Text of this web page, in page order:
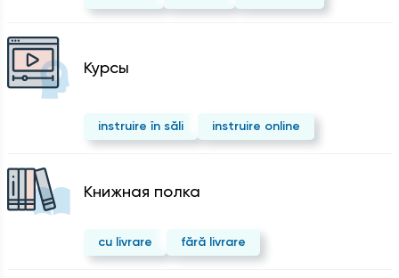
Курсы
instruire în săli instruire online
Kнижная полка
cu livrare fără livrare